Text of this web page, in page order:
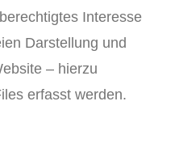
Interesse
Darstellung und
– hierzu
erfasst werden.